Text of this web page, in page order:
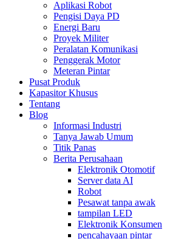
Aplikasi Robot
Pengisi Daya PD
Energi Baru
Proyek Militer
Peralatan Komunikasi
Penggerak Motor
Meteran Pintar
Pusat Produk
Kapasitor Khusus
Tentang
Blog
Informasi Industri
Tanya Jawab Umum
Titik Panas
Berita Perusahaan
Elektronik Otomotif
Server data AI
Robot
Pesawat tanpa awak
tampilan LED
Elektronik Konsumen
pencahayaan pintar